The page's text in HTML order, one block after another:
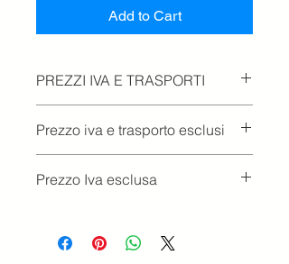
Add to Cart
PREZZI IVA E TRASPORTI
Prezzo iva e trasporto esclusi
Prezzo Iva esclusa